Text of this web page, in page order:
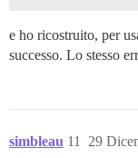
e ho ricostruito, per
successo. Lo stesso
simbleau 29
11